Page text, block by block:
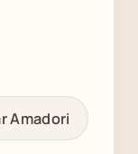
Amadori